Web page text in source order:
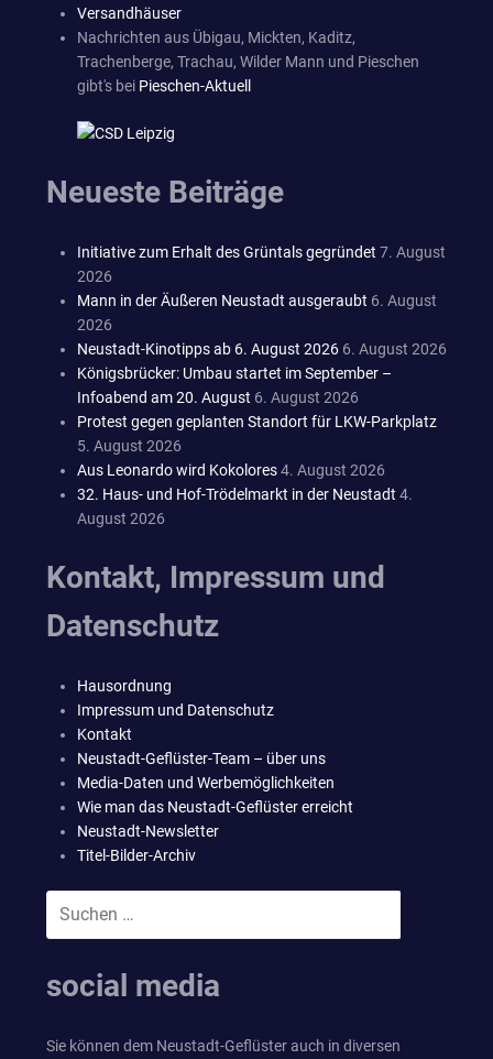
Versandhäuser
Nachrichten aus Übigau, Mickten, Kaditz,
Trachenberge, Trachau, Wilder Mann und Pieschen
gibt's bei Pieschen-Aktuell
Neueste Beiträge
Initiative zum Erhalt des Grüntals gegründet 7. August
2026
Mann in der Äußeren Neustadt ausgeraubt 6. August
2026
Neustadt-Kinotipps ab 6. August 2026 6. August 2026
Königsbrücker: Umbau startet im September –
Infoabend am 20. August 6. August 2026
Protest gegen geplanten Standort für LKW-Parkplatz
5. August 2026
Aus Leonardo wird Kokolores4. August 2026
32. Haus- und Hof-Trödelmarkt in der Neustadt 4.
August 2026
Kontakt, Impressum und
Datenschutz
Hausordnung
Impressum und Datenschutz
Kontakt
Neustadt-Geflüster-Team – über uns
Media-Daten und Werbemöglichkeiten
Wie man das Neustadt-Geflüster erreicht
Neustadt-Newsletter
Titel-Bilder-Archiv
Suchen
social media
Sie können dem Neustadt-Geflüster auch in diversen